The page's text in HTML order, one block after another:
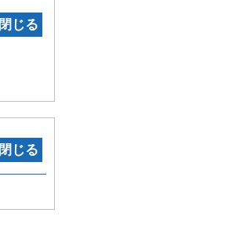
‐ 閉じる
‐ 閉じる